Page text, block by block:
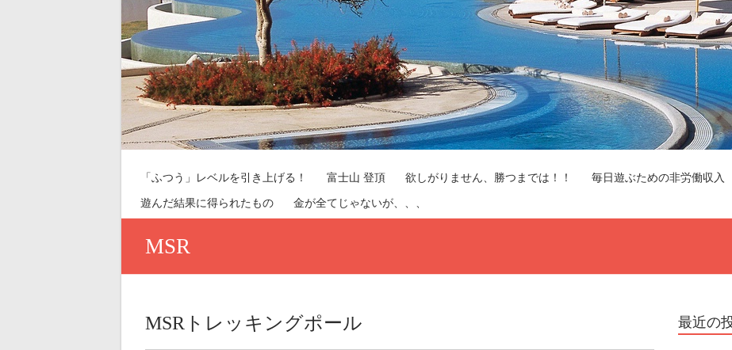
「ふつう」レベルを引き上げる！ 富士山 登頂 欲しがりません、勝つまでは！！ 毎日遊ぶための非労働収入
遊んだ結果に得られたもの 金が全てじゃないが、、、
MSR
MSRトレッキングポール 最近の